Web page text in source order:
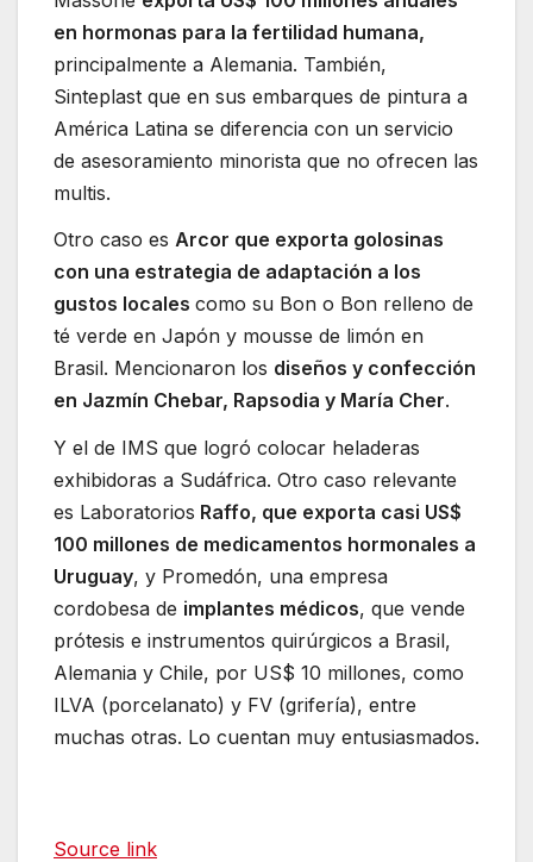
en hormonas para la fertilidad humana,
principalmente a Alemania. También,
Sinteplast que en sus embarques de pintura a
América Latina se diferencia con un servicio
de asesoramiento minorista que no ofrecen las
multis.
Otro caso es Arcor que exporta golosinas
con una estrategia de adaptación a los
gustos locales como su Bon o Bon relleno de
té verde en Japón y mousse de limón en
Brasil. Mencionaron los diseños y confección
en Jazmín Chebar, Rapsodia y María Cher.
Y el de IMS que logró colocar heladeras
exhibidoras a Sudáfrica. Otro caso relevante
es Laboratorios Raffo, que exporta casi US$
100 millones de medicamentos hormonales a
Uruguay, y Promedón, una empresa
cordobesa de implantes médicos, que vende
prótesis e instrumentos quirúrgicos a Brasil,
Alemania y Chile, por US$ 10 millones, como
ILVA (porcelanato) y FV (grifería), entre
muchas otras. Lo cuentan muy entusiasmados.
Source link